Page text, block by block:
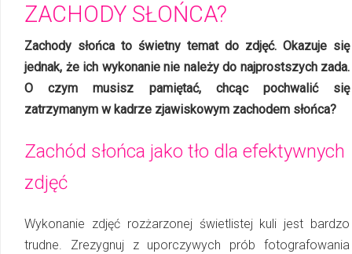
ZACHODY SŁOŃCA?
Zachody słońca to świetny temat do zdjęć. Okazuje się
jednak, że ich wykonanie nie należy do najprostszych zada.
O czym musisz pamiętać, chcąc pochwalić się
zatrzymanym w kadrze zjawiskowym zachodem słońca?
Zachód słońca jako tło dla efektywnych
zdjęć
Wykonanie zdjęć rozżarzonej świetlistej kuli jest bardzo
trudne. Zrezygnuj z uporczywych prób fotografowania